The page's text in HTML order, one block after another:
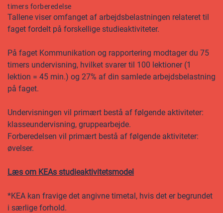
timers forberedelse
Tallene viser omfanget af arbejdsbelastningen relateret til
faget fordelt på forskellige studieaktiviteter.
På faget Kommunikation og rapportering modtager du 75
timers undervisning, hvilket svarer til 100 lektioner (1
lektion = 45 min.) og 27% af din samlede arbejdsbelastning
på faget.
Undervisningen vil primært bestå af følgende aktiviteter:
klasseundervisning, gruppearbejde.
Forberedelsen vil primært bestå af følgende aktiviteter:
øvelser.
Læs om KEAs studieaktivitetsmodel
*KEA kan fravige det angivne timetal, hvis det er begrundet
i særlige forhold.